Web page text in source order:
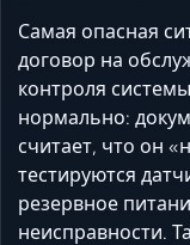
Самая опасная
договор на
контроля
нормально:
считает, что он
тестируются
резервное
неисправности.